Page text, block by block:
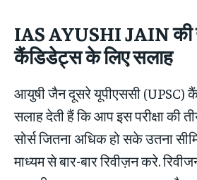
IAS AYUSHI JAINकी
कैंडिडेट्स के लिए सलाह
आयुषी जैन दूसरे यूपीएससी (UPSC)
सलाह देती हैं कि आप इस परीक्षा की
सोर्स जितना अधिक हो सके उतना
माध्यम से बार-बार रिवीज़न करे.